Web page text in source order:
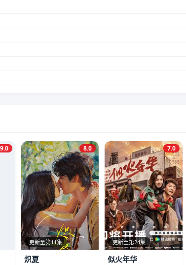
9.0
更新至第11集
8.0
炽夏
更新至第24集
7.0
似火年华